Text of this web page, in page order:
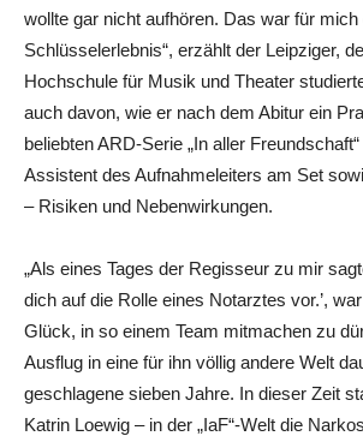
wollte gar nicht aufhören. Das war für mich
Schlüsselerlebnis“, erzählt der Leipziger,
Hochschule für Musik und Theater
auch davon, wie er nach dem Abitur ein
beliebten ARD-Serie „In aller
Assistent des Aufnahmeleiters am Set
– Risiken und Nebenwirkungen.
„Als eines Tages der Regisseur zu mir
dich auf die Rolle eines Notarztes vor.’,
Glück, in so einem Team mitmachen zu
Ausflug in eine für ihn völlig andere Welt
geschlagene sieben Jahre. In dieser Zeit
Katrin Loewig – in der „IaF“-Welt die